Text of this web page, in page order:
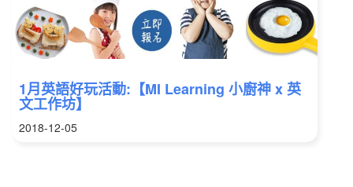
1月英語好玩活動:【MI Learning 小廚神 x 英
文工作坊】
2018-12-05